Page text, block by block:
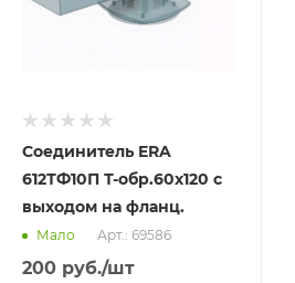
Соединитель ERA
612ТФ10П Т-обр.60х120 с
выходом на фланц.
Мало Арт.: 69586
200руб./шт